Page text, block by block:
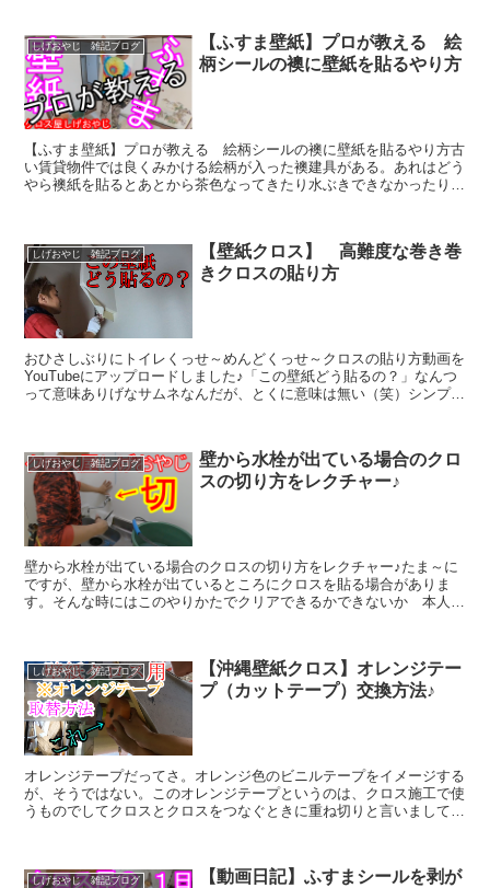
しげおやじ 雑記ブログ
【ふすま壁紙】プロが教える 絵
柄シールの襖に壁紙を貼るやり方
【ふすま壁紙】プロが教える 絵柄シールの襖に壁紙を貼るやり方古
い賃貸物件では良くみかける絵柄が入った襖建具がある。あれはどう
やら襖紙を貼るとあとから茶色なってきたり水ぶきできなかったりす
しげおやじ 雑記ブログ
【壁紙クロス】 高難度な巻き巻
きクロスの貼り方
おひさしぶりにトイレくっせ～めんどくっせ～クロスの貼り方動画を
YouTubeにアップロードしました♪「この壁紙どう貼るの？」なんつ
って意味ありげなサムネなんだが、とくに意味は無い（笑）シンプル
しげおやじ 雑記ブログ
壁から水栓が出ている場合のクロ
スの切り方をレクチャー♪
壁から水栓が出ている場合のクロスの切り方をレクチャー♪たま～に
ですが、壁から水栓が出ているところにクロスを貼る場合がありま
す。そんな時にはこのやりかたでクリアできるかできないか 本人次
しげおやじ 雑記ブログ
【沖縄壁紙クロス】オレンジテー
プ（カットテープ）交換方法♪
オレンジテープだってさ。オレンジ色のビニルテープをイメージする
が、そうではない。このオレンジテープというのは、クロス施工で使
うものでしてクロスとクロスをつなぐときに重ね切りと言いましてク
しげおやじ 雑記ブログ
【動画日記】ふすまシールを剥が